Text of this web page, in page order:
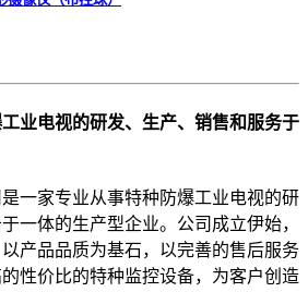
业电视的研发、生产、销售和服务于
一家专业从事特种防爆工业电视的研
一体的生产型企业。公司成立伊始，
产品品质为基石，以完善的售后服务
性价比的特种监控设备，为客户创造